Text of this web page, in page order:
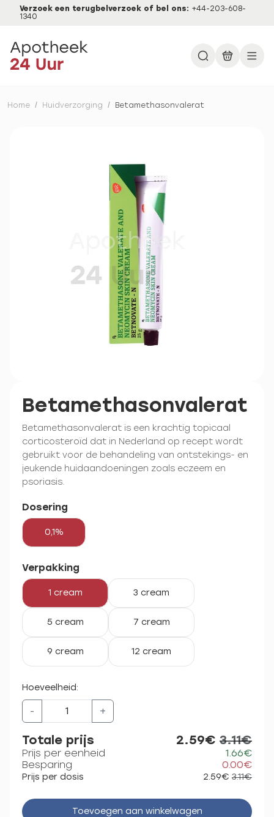
Verzoek een terugbelverzoek of bel ons: +44-203-608-
1340
Home / Huidverzorging / Betamethasonvalerat
Betamethasonvalerat
Betamethasonvalerat is een krachtig topicaal
corticosteroïd dat in Nederland op recept wordt
gebruikt voor de behandeling van ontstekings- en
jeukende huidaandoeningen zoals eczeem en
psoriasis.
Dosering
0,1%
Verpakking
1 cream 3 cream
5 cream 7 cream
9 cream 12 cream
Hoeveelheid:
- +
Totale prijs 2.59€ 3.11€
Prijs per eenheid
1.66€
Besparing
0.00€
Prijs per dosis 2.59€ 3.11€
Toevoegen aan winkelwagen